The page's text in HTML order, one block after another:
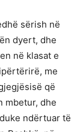
sërish në
dyert, dhe
në klasat e
me
që
mbetur, dhe
ndërtuar të